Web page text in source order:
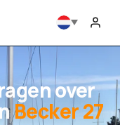
over
Becker 27